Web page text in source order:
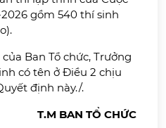
gồm 540 thí sinh
Ban Tổ chức, Trưởng
có tên ở Điều 2 chịu
định này./.
T.M BAN TỔ CHỨC